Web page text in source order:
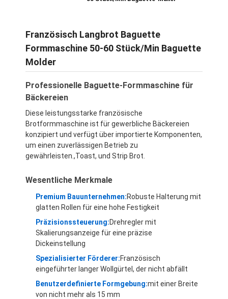
Französisch Langbrot Baguette
Formmaschine 50-60 Stück/Min Baguette
Molder
Professionelle Baguette-Formmaschine für
Bäckereien
Diese leistungsstarke französische
Brotformmaschine ist für gewerbliche Bäckereien
konzipiert und verfügt über importierte Komponenten,
um einen zuverlässigen Betrieb zu
gewährleisten.,Toast, und Strip Brot.
Wesentliche Merkmale
Premium Bauunternehmen:Robuste Halterung mit
glatten Rollen für eine hohe Festigkeit
Präzisionssteuerung:Drehregler mit
Skalierungsanzeige für eine präzise
Dickeinstellung
Spezialisierter Förderer:Französisch
eingeführter langer Wollgürtel, der nicht abfällt
Benutzerdefinierte Formgebung:mit einer Breite
von nicht mehr als 15 mm